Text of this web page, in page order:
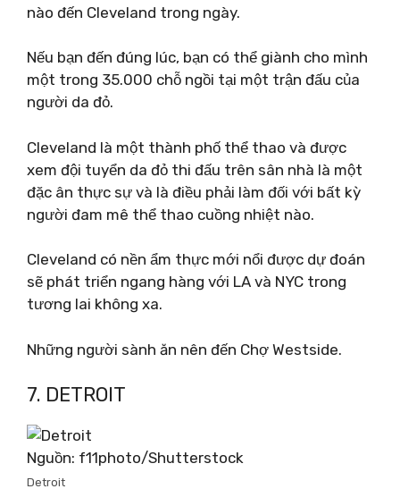
nào đến Cleveland trong ngày.
Nếu bạn đến đúng lúc, bạn có thể giành cho mình
một trong 35.000 chỗ ngồi tại một trận đấu của
người da đỏ.
Cleveland là một thành phố thể thao và được
xem đội tuyển da đỏ thi đấu trên sân nhà là một
đặc ân thực sự và là điều phải làm đối với bất kỳ
người đam mê thể thao cuồng nhiệt nào.
Cleveland có nền ẩm thực mới nổi được dự đoán
sẽ phát triển ngang hàng với LA và NYC trong
tương lai không xa.
Những người sành ăn nên đến Chợ Westside.
7. DETROIT
Nguồn: f11photo/Shutterstock
Detroit